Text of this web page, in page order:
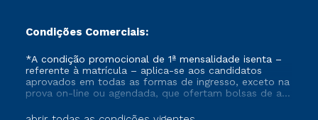
Condições Comerciais:
*A condição promocional de 1ª mensalidade isenta –
referente à matrícula – aplica-se aos candidatos
aprovados em todas as formas de ingresso, exceto na
prova on-line ou agendada, que ofertam bolsas de até
vigente, que ainda não tenham efetivado e/ou não